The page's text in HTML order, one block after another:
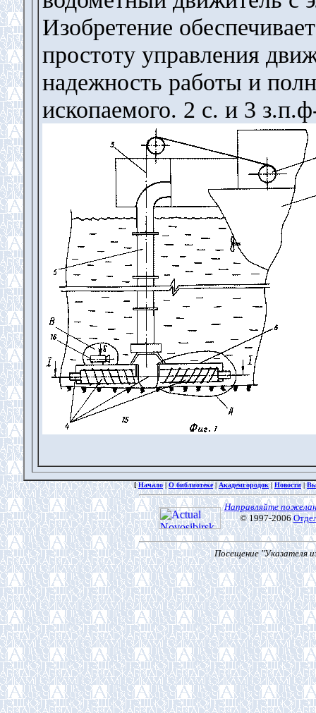
Изобретение
простоту управления
надежность работы и
ископаемого. 2 с. и 3
[Начало|О библиотеке| Академгородок|Новости |
Направляйте
© 1997-2006
Посещение "Указателя